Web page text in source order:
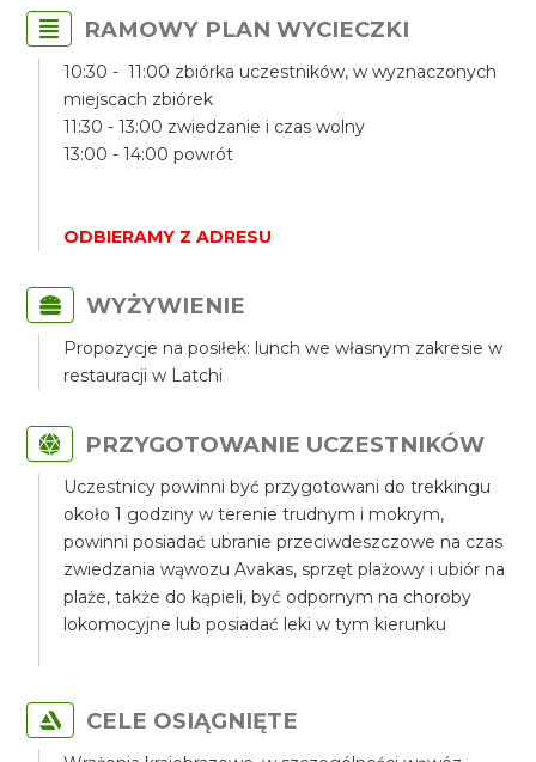
RAMOWY PLAN WYCIECZKI
10:30 - 11:00 zbiórka uczestników, w wyznaczonych
miejscach zbiórek
11:30 - 13:00 zwiedzanie i czas wolny
13:00 - 14:00 powrót
ODBIERAMY Z ADRESU
WYŻYWIENIE
Propozycje na posiłek: lunch we własnym zakresie w
restauracji w Latchi
PRZYGOTOWANIE UCZESTNIKÓW
Uczestnicy powinni być przygotowani do trekkingu
około 1 godziny w terenie trudnym i mokrym,
powinni posiadać ubranie przeciwdeszczowe na czas
zwiedzania wąwozu Avakas, sprzęt plażowy i ubiór na
plaże, także do kąpieli, być odpornym na choroby
lokomocyjne lub posiadać leki w tym kierunku
CELE OSIĄGNIĘTE